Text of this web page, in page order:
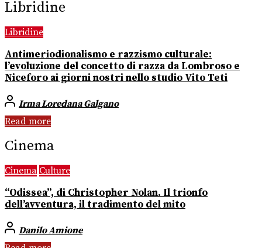
Libridine
Libridine
Antimeriodionalismo e razzismo culturale:
l’evoluzione del concetto di razza da Lombroso e
Niceforo ai giorni nostri nello studio Vito Teti
Irma Loredana Galgano
Read more
Cinema
Cinema Culture
“Odissea”, di Christopher Nolan. Il trionfo
dell’avventura, il tradimento del mito
Danilo Amione